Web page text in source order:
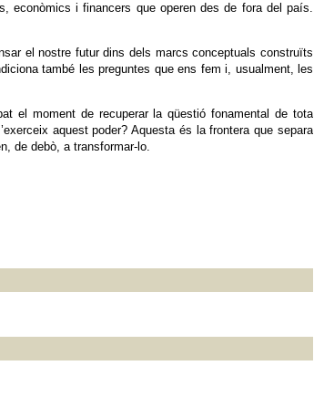
econòmics i financers que operen des de fora del país.
el nostre futur dins dels marcs conceptuals construïts
també les preguntes que ens fem i, usualment, les
el moment de recuperar la qüestió fonamental de tota
aquest poder? Aquesta és la frontera que separa
de debò, a transformar-lo.